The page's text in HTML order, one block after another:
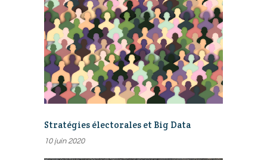
Stratégies électorales et Big Data
10 juin 2020